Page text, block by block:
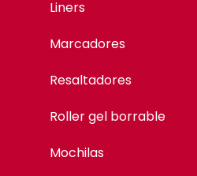
Liners
Marcadores
Resaltadores
Roller gel borrable
Mochilas